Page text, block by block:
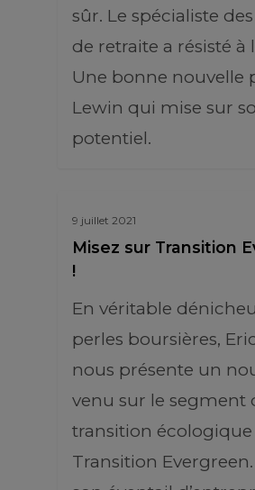
sûr. Le spécialiste
de retraite a résisté à
Une bonne nouvelle
Lewin qui mise sur
potentiel.
9 juillet 2021
Misez sur Transition
!
En véritable
perles boursières,
nous présente un
venu sur le segment
transition écologique
Transition